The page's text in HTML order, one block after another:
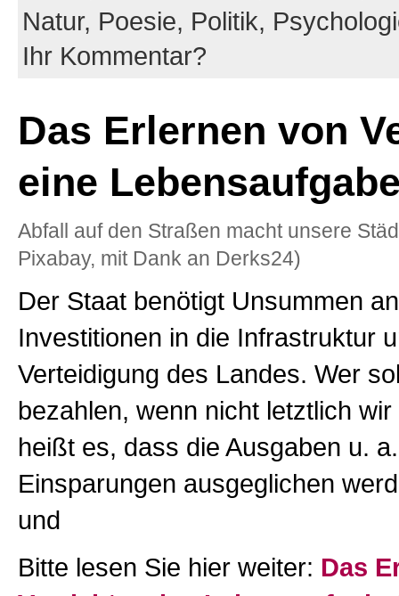
Natur, Poesie, Politik,
Ihr Kommentar?
Das Erlernen von
eine
Abfall auf den Straßen macht unsere
Pixabay, mit Dank an Derks24)
Der Staat benötigt Unsummen
Investitionen in die Infrastruktur
Verteidigung des Landes. Wer
bezahlen, wenn nicht letztlich
heißt es, dass die Ausgaben u.
Einsparungen ausgeglichen
und
Bitte lesen Sie hier weiter: Das